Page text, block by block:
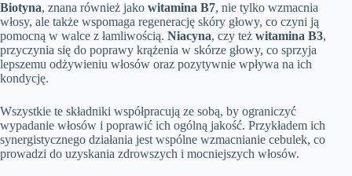
Biotyna, znana również jako witamina B7, nie tylko wzmacnia
włosy, ale także wspomaga regenerację skóry głowy, co czyni ją
pomocną w walce z łamliwością. Niacyna, czy też witamina B3,
przyczynia się do poprawy krążenia w skórze głowy, co sprzyja
lepszemu odżywieniu włosów oraz pozytywnie wpływa na ich
kondycję.
Wszystkie te składniki współpracują ze sobą, by ograniczyć
wypadanie włosów i poprawić ich ogólną jakość. Przykładem ich
synergistycznego działania jest wspólne wzmacnianie cebulek, co
prowadzi do uzyskania zdrowszych i mocniejszych włosów.